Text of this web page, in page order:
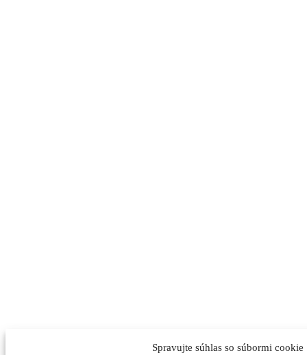
Spravujte súhlas so súbormi cookie